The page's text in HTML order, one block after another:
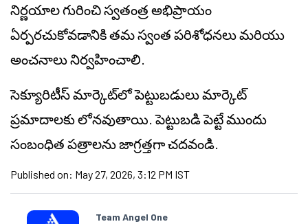
నిర్ణయాల గురించి స్వతంత్ర అభిప్రాయం
ఏర్పరచుకోవడానికి తమ స్వంత పరిశోధనలు మరియు
అంచనాలు నిర్వహించాలి.
సెక్యూరిటీస్ మార్కెట్‌లో పెట్టుబడులు మార్కెట్
ప్రమాదాలకు లోనవుతాయి. పెట్టుబడి పెట్టే ముందు
సంబంధిత పత్రాలను జాగ్రత్తగా చదవండి.
Published on: May 27, 2026, 3:12 PM IST
Team Angel One